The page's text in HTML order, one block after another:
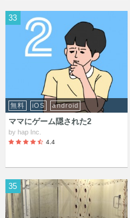
33
無料 iOS android
ママにゲーム隠された2
by hap Inc.
4.4
35